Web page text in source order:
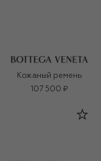
Кожаный ремень
107 500 ₽